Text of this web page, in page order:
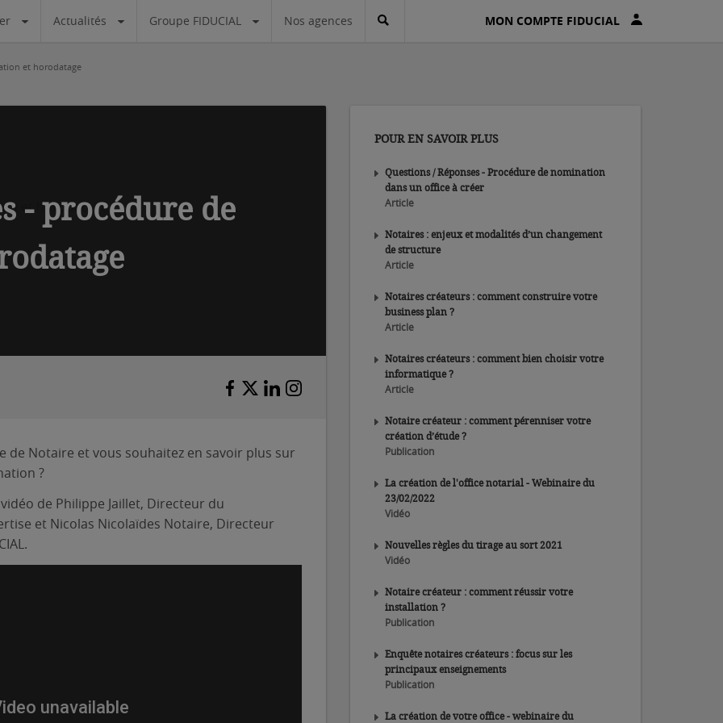
MON COMPTE FIDUCIAL
Actualités Groupe FIDUCIAL Nos agences
et horodatage
- procédure de
de Notaire et vous souhaitez en savoir plus sur
?​
de Philippe Jaillet, Directeur du
et Nicolas Nicolaïdes Notaire, Directeur
POUR EN SAVOIR PLUS
Questions / Réponses - Procédure de nomination
dans un office à créer
Article
Notaires : enjeux et modalités d’un changement
de structure
Article
Notaires créateurs : comment construire votre
business plan ?
Article
Notaires créateurs : comment bien choisir votre
informatique ?
Article
Notaire créateur : comment pérenniser votre
création d’étude ?
Publication
La création de l'office notarial - Webinaire du
23/02/2022
Vidéo
Nouvelles règles du tirage au sort 2021
Vidéo
Notaire créateur : comment réussir votre
installation ?
Publication
Enquête notaires créateurs : focus sur les
principaux enseignements
Publication
La création de votre office - webinaire du